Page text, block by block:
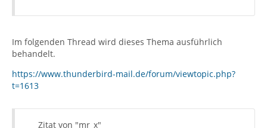
Im folgenden Thread wird dieses Thema ausführlich
behandelt.
https://www.thunderbird-mail.de/forum/viewtopic.php?
t=1613
Zitat von "mr_x"